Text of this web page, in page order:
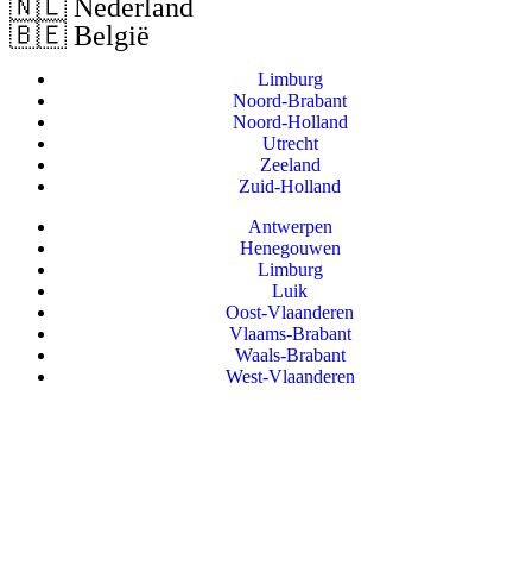
🇳🇱 Nederland
🇧🇪 België
Limburg
Noord-Brabant
Noord-Holland
Utrecht
Zeeland
Zuid-Holland
Antwerpen
Henegouwen
Limburg
Luik
Oost-Vlaanderen
Vlaams-Brabant
Waals-Brabant
West-Vlaanderen